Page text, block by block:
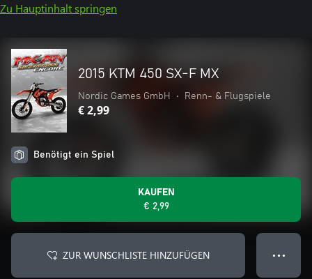
Zu Hauptinhalt springen
2015 KTM 450 SX-F MX
Nordic Games GmbH • Renn- & Flugspiele
€ 2,99
Benötigt ein Spiel
KAUFEN
€ 2,99
ZUR WUNSCHLISTE HINZUFÜGEN ● ● ●